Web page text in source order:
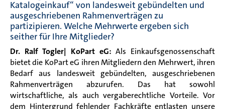
Katalogeinkauf“ von landesweit gebündelten und
ausgeschriebenen Rahmenverträgen zu
partizipieren. Welche Mehrwerte ergeben sich
seither für Ihre Mitglieder?
Dr. Ralf Togler| KoPart eG: Als Einkaufsgenossenschaft
bietet die KoPart eG ihren Mitgliedern den Mehrwert, ihren
Bedarf aus landesweit gebündelten, ausgeschriebenen
Rahmenverträgen abzurufen. Das hat sowohl
wirtschaftliche, als auch vergaberechtliche Vorteile. Vor
dem Hintergrund fehlender Fachkräfte entlasten unsere